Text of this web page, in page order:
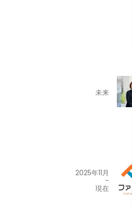
未来
2025年11月
-
現在